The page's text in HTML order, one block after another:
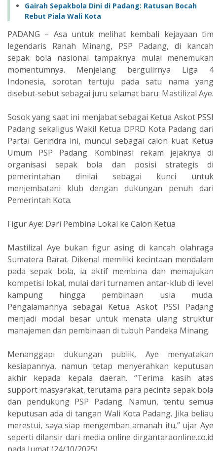
‎Gairah Sepakbola Dini di Padang: Ratusan Bocah
Rebut Piala Wali Kota ‎
‎PADANG – Asa untuk melihat kembali kejayaan tim
legendaris Ranah Minang, PSP Padang, di kancah
sepak bola nasional tampaknya mulai menemukan
momentumnya. Menjelang bergulirnya Liga 4
Indonesia, sorotan tertuju pada satu nama yang
disebut-sebut sebagai juru selamat baru: Mastilizal Aye.
‎Sosok yang saat ini menjabat sebagai Ketua Askot PSSI
Padang sekaligus Wakil Ketua DPRD Kota Padang dari
Partai Gerindra ini, muncul sebagai calon kuat Ketua
Umum PSP Padang. Kombinasi rekam jejaknya di
organisasi sepak bola dan posisi strategis di
pemerintahan dinilai sebagai kunci untuk
menjembatani klub dengan dukungan penuh dari
Pemerintah Kota.
‎Figur Aye: Dari Pembina Lokal ke Calon Ketua
‎Mastilizal Aye bukan figur asing di kancah olahraga
Sumatera Barat. Dikenal memiliki kecintaan mendalam
pada sepak bola, ia aktif membina dan memajukan
kompetisi lokal, mulai dari turnamen antar-klub di level
kampung hingga pembinaan usia muda.
Pengalamannya sebagai Ketua Askot PSSI Padang
menjadi modal besar untuk menata ulang struktur
manajemen dan pembinaan di tubuh Pandeka Minang.
‎Menanggapi dukungan publik, Aye menyatakan
kesiapannya, namun tetap menyerahkan keputusan
akhir kepada kepala daerah. “Terima kasih atas
support masyarakat, terutama para pecinta sepak bola
dan pendukung PSP Padang. Namun, tentu semua
keputusan ada di tangan Wali Kota Padang. Jika beliau
merestui, saya siap mengemban amanah itu,” ujar Aye
seperti dilansir dari media online dirgantaraonline.co.id
pada Jumat (24/10/2025).